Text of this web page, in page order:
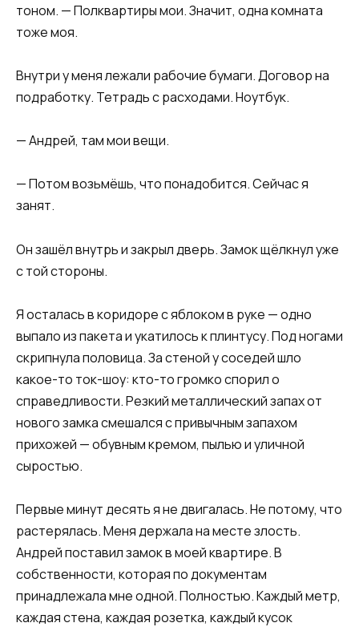
тоном. — Полквартиры мои. Значит, одна комната
тоже моя.
Внутри у меня лежали рабочие бумаги. Договор на
подработку. Тетрадь с расходами. Ноутбук.
— Андрей, там мои вещи.
— Потом возьмёшь, что понадобится. Сейчас я
занят.
Он зашёл внутрь и закрыл дверь. Замок щёлкнул уже
с той стороны.
Я осталась в коридоре с яблоком в руке — одно
выпало из пакета и укатилось к плинтусу. Под ногами
скрипнула половица. За стеной у соседей шло
какое-то ток-шоу: кто-то громко спорил о
справедливости. Резкий металлический запах от
нового замка смешался с привычным запахом
прихожей — обувным кремом, пылью и уличной
сыростью.
Первые минут десять я не двигалась. Не потому, что
растерялась. Меня держала на месте злость.
Андрей поставил замок в моей квартире. В
собственности, которая по документам
принадлежала мне одной. Полностью. Каждый метр,
каждая стена, каждая розетка, каждый кусок